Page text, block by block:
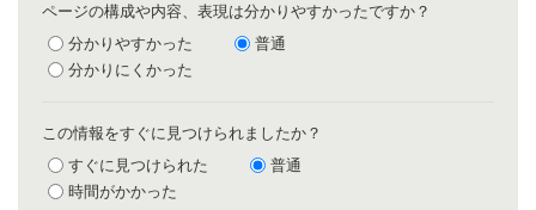
ページの構成や内容、表現は分かりやすかったですか？
分かりやすかった
普通
分かりにくかった
この情報をすぐに見つけられましたか？
すぐに見つけられた
普通
時間がかかった